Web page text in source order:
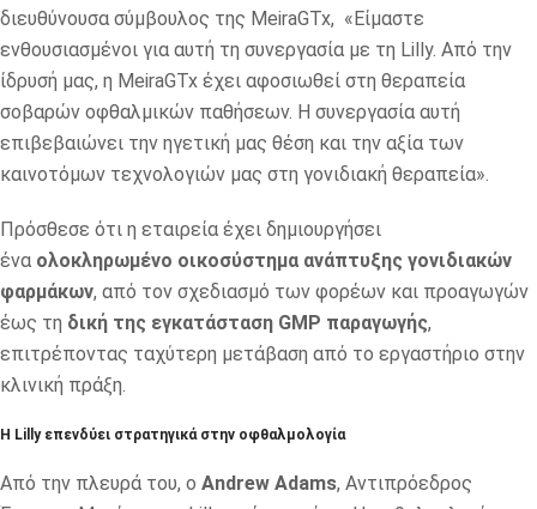
διευθύνουσα σύμβουλος της MeiraGTx, «Είμαστε
ενθουσιασμένοι για αυτή τη συνεργασία με τη Lilly. Από την
ίδρυσή μας, η MeiraGTx έχει αφοσιωθεί στη θεραπεία
σοβαρών οφθαλμικών παθήσεων. Η συνεργασία αυτή
επιβεβαιώνει την ηγετική μας θέση και την αξία των
καινοτόμων τεχνολογιών μας στη γονιδιακή θεραπεία».
Πρόσθεσε ότι η εταιρεία έχει δημιουργήσει
ένα ολοκληρωμένο οικοσύστημα ανάπτυξης γονιδιακών
φαρμάκων, από τον σχεδιασμό των φορέων και προαγωγών
έως τη δική της εγκατάσταση GMP παραγωγής,
επιτρέποντας ταχύτερη μετάβαση από το εργαστήριο στην
κλινική πράξη.
Η Lilly επενδύει στρατηγικά στην οφθαλμολογία
Από την πλευρά του, ο Andrew Adams, Αντιπρόεδρος